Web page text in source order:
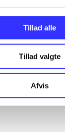
Tillad alle
Tillad valgte
Afvis